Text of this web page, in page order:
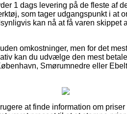
1 dags levering på de fleste af
som tager udgangspunkt i at
kan nå at få varen skippet
omkostninger, men for det
kan du udvælge den mest
Smørumnedre eller
at finde information om